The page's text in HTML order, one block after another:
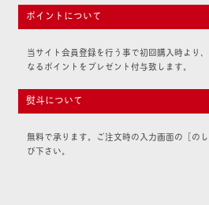
ポイントについて
当サイト会員登録を行う事で初回購入時より
なるポイントをプレゼント付与致します。
熨斗について
無料で承ります。ご注文時の入力画面の［の
び下さい。